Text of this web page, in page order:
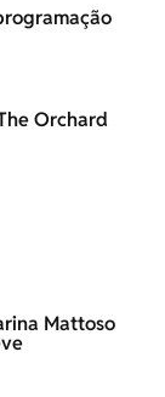
Orchard
Mattoso